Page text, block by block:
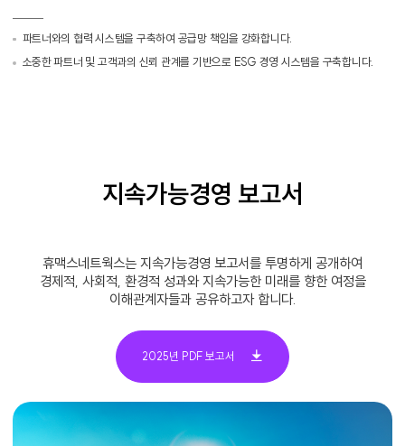
파트너와의 협력 시스템을 구축하여 공급망 책임을 강화합니다.
소중한 파트너 및 고객과의 신뢰 관계를 기반으로 ESG 경영 시스템을 구축합니다.
지속가능경영 보고서
휴맥스네트웍스는 지속가능경영 보고서를 투명하게 공개하여
경제적, 사회적, 환경적 성과와 지속가능한 미래를 향한 여정을
이해관계자들과 공유하고자 합니다.
2025년 PDF 보고서